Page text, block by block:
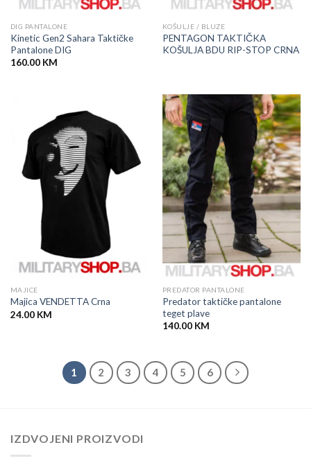
DIG PANTALONE
Kinetic Gen2 Sahara Taktičke
Pantalone DIG
160.00 KM
KOŠULJE / BLUZE
PENTAGON TAKTIČKA
KOŠULJA BDU RIP-STOP CRNA
MAJICE
Majica VENDETTA Crna
24.00 KM
PREDATOR PANTALONE
Predator taktičke pantalone
teget plave
140.00 KM
1 2 3 4 5 6
IZDVOJENI PROIZVODI